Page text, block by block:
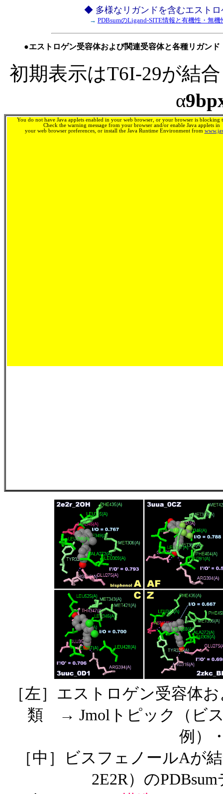
◆ 多様なリガンドを含むエスト
→ PDBsumのLigand-SITE情報と有機性・無機
●エストロゲン受容体および関連受容体と各種リガンド
初期表示はT6I-29が結
α
You do not have Java applets enabled in your web browser, or your browser is blocking
Check the warning message from your browser and/or enable Java applets in
your web browser preferences, or install the Java Runtime Environment from
［左］エストロゲン受容体
類 → Jmolトピック（ビス
例）
［中］ビスフェノールAが
2E2R）の